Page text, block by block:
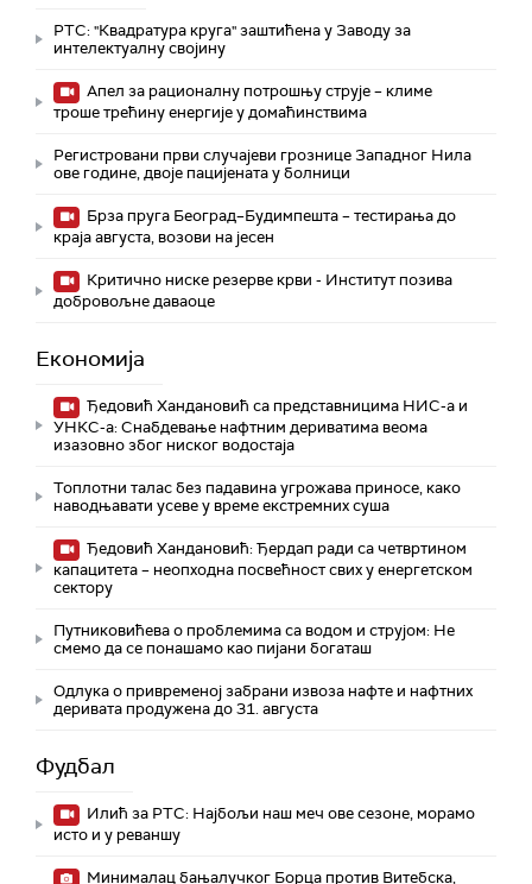
РТС: "Квадратура круга" заштићена у Заводу за
интелектуалну својину
Апел за рационалну потрошњу струје – климе
троше трећину енергије у домаћинствима
Регистровани први случајеви грознице Западног Нила
ове године, двоје пацијената у болници
Брза пруга Београд–Будимпешта – тестирања до
краја августа, возови на јесен
Критично ниске резерве крви - Институт позива
добровољне даваоце
Економија
Ђедовић Хандановић са представницима НИС-а и
УНКС-а: Снабдевање нафтним дериватима веома
изазовно због ниског водостаја
Топлотни талас без падавина угрожава приносе, како
наводњавати усеве у време екстремних суша
Ђедовић Хандановић: Ђердап ради са четвртином
капацитета – неопходна посвећност свих у енергетском
сектору
Путниковићева о проблемима са водом и струјом: Не
смемо да се понашамо као пијани богаташ
Одлука о привременој забрани извоза нафте и нафтних
деривата продужена до 31. августа
Фудбал
Илић за РТС: Најбољи наш меч ове сезоне, морамо
исто и у реваншу
Минималац бањалучког Борца против Витебска,